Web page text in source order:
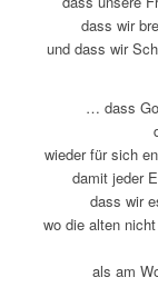
dass wir
und dass wir
… dass
wieder für sich
damit jeder
dass wir
wo die alten
als am